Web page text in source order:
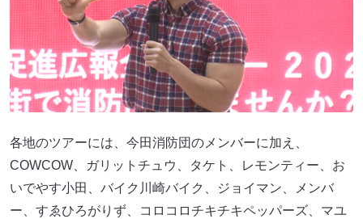
各地のツアーには、今田消防団のメンバーに加え、
COWCOW、ガリットチュウ、タケト、レモンティー、お
いでやす小田、バイク川崎バイク、ジョイマン、メンバ
ー、すゑひろがりず、コロコロチキチキペッパーズ、マユ